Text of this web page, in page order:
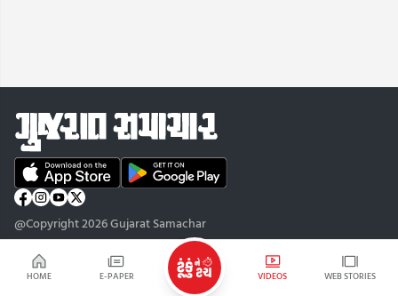
HOME E-PAPER VIDEOS WEB STORIES
@Copyright 2026 Gujarat Samachar